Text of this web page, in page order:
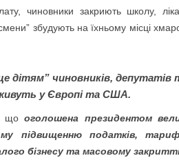
чиновники закриють школу,
збудують на їхньому місці
дітям” чиновників, депутатів
у Європі та США.
щооголошена президентом
підвищенню податків,
бізнесу та масовому